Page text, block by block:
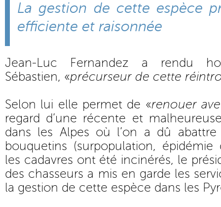
La gestion de cette espèce
efficiente et raisonnée
Jean-Luc Fernandez a rendu
Sébastien, «précurseur de cette
Selon lui elle permet de «renouer
regard d’une récente et
dans les Alpes où l’on a dû
bouquetins (surpopulation,
les cadavres ont été incinérés, le
des chasseurs a mis en garde les
la gestion de cette espèce dans les